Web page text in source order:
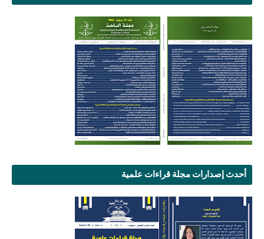
أحدث إصدارات مجلة قراءات علمية